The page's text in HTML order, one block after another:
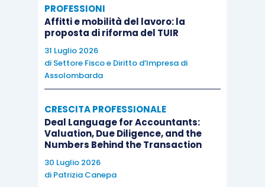
PROFESSIONI
Affitti e mobilità del lavoro: la
proposta di riforma del TUIR
31 Luglio 2026
di Settore Fisco e Diritto d’Impresa di
Assolombarda
CRESCITA PROFESSIONALE
Deal Language for Accountants:
Valuation, Due Diligence, and the
Numbers Behind the Transaction
30 Luglio 2026
di Patrizia Canepa